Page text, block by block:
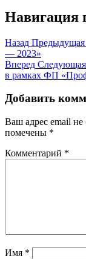
Навигация
Назад Предыдущая
— 2023»
Вперед Следующая
в рамках ФП
Добавить
Ваш адрес email не
помечены *
Комментарий *
Имя *